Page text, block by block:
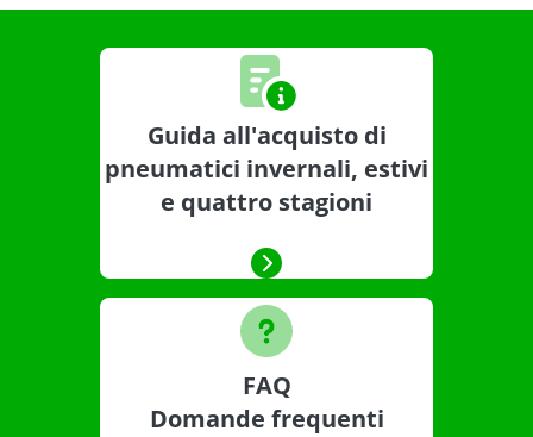
Guida all'acquisto di
pneumatici invernali, estivi
e quattro stagioni
FAQ
Domande frequenti